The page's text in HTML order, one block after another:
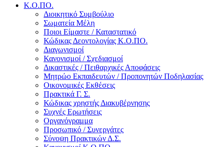
Κ.Ο.ΠΟ.
Διοικητικό Συμβούλιο
Σωματεία Μέλη
Ποιοι Είμαστε / Καταστατικό
Κώδικας Δεοντολογίας Κ.Ο.ΠΟ.
Διαγωνισμοί
Κανονισμοί / Σχεδιασμοί
Δικαστικές / Πειθαρχικές Αποφάσεις
Μητρώο Εκπαιδευτών / Προπονητών Ποδηλασίας
Οικονομικές Εκθέσεις
Πρακτικά Γ. Σ.
Κώδικας χρηστής Διακυβέρνησης
Συχνές Ερωτήσεις
Οργανόγραμμα
Προσωπικό / Συνεργάτες
Σύνοψη Πρακτικών Δ.Σ.